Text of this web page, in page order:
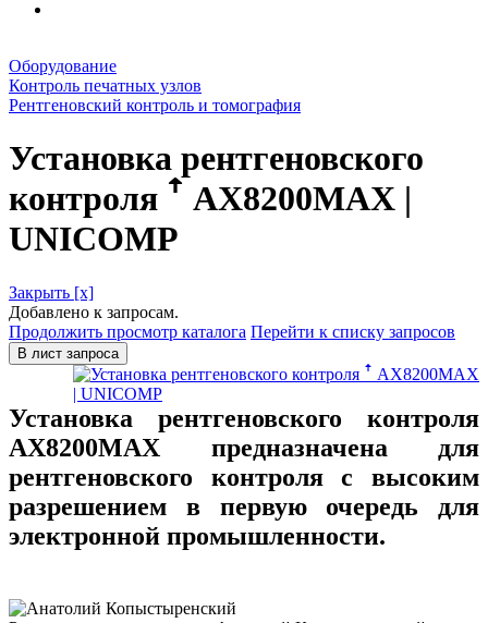
Оборудование
Контроль печатных узлов
Рентгеновский контроль и томография
Установка рентгеновского
контроля ꜛ AX8200MAX |
UNICOMP
Закрыть [x]
Добавлено к запросам.
Продолжить просмотр каталога Перейти к списку запросов
В лист запроса
Установка рентгеновского контроля
AX8200MAX предназначена для
рентгеновского контроля с высоким
разрешением в первую очередь для
электронной промышленности.